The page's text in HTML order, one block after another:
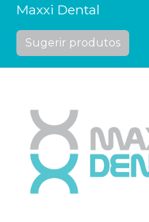
Maxxi Dental
Sugerir produtos